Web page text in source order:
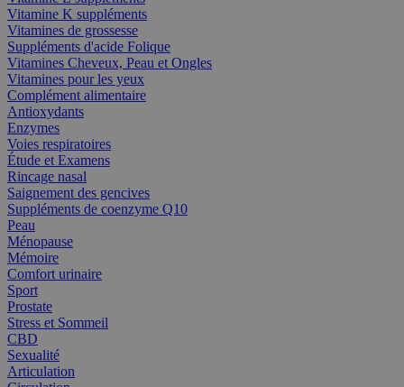
Vitamine K suppléments
Vitamines de grossesse
Suppléments d'acide Folique
Vitamines Cheveux, Peau et Ongles
Vitamines pour les yeux
Complément alimentaire
Antioxydants
Enzymes
Voies respiratoires
Étude et Examens
Rincage nasal
Saignement des gencives
Suppléments de coenzyme Q10
Peau
Ménopause
Mémoire
Comfort urinaire
Sport
Prostate
Stress et Sommeil
CBD
Sexualité
Articulation